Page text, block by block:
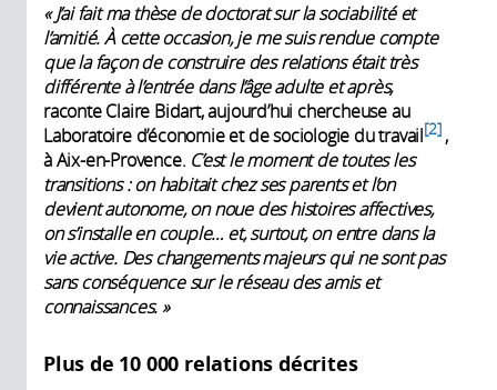
« J’ai fait ma thèse de doctorat sur la sociabilité et
l’amitié. À cette occasion, je me suis rendue compte
que la façon de construire des relations était très
différente à l’entrée dans l’âge adulte et après,
raconte Claire Bidart, aujourd’hui chercheuse au
Laboratoire d’économie et de sociologie du travail 2 ,
à Aix-en-Provence. C’est le moment de toutes les
transitions : on habitait chez ses parents et l’on
devient autonome, on noue des histoires affectives,
on s’installe en couple… et, surtout, on entre dans la
vie active. Des changements majeurs qui ne sont pas
sans conséquence sur le réseau des amis et
connaissances. »
Plus de 10 000 relations décrites